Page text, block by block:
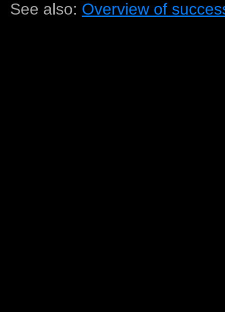
See also: Overview of